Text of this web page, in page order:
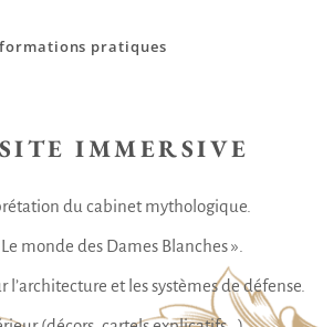
pratiques
IMMERSIVE
du cabinet mythologique.
monde des Dames Blanches ».
l’architecture et les systèmes de défense.